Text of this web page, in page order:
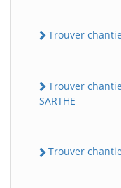
Trouver
Trouver
SARTHE
Trouver